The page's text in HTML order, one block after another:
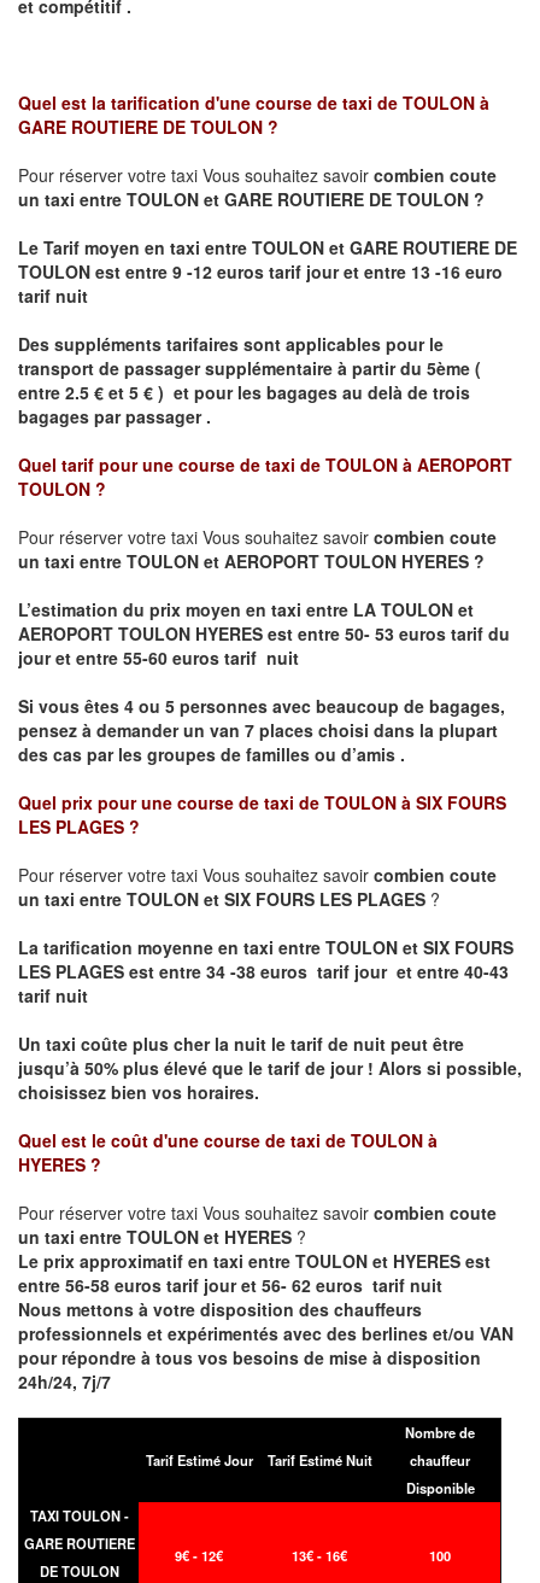
et compétitif .
Quel est la tarification d'une course de taxi de TOULON à
GARE ROUTIERE DE TOULON ?
Pour réserver votre taxi Vous souhaitez savoir combien coute
un taxi entre TOULON et GARE ROUTIERE DE TOULON ?
Le Tarif moyen en taxi entre TOULON et GARE ROUTIERE DE
TOULON est entre 9 -12 euros tarif jour et entre 13 -16 euro
tarif nuit
Des suppléments tarifaires sont applicables pour le
transport de passager supplémentaire à partir du 5ème (
entre 2.5 € et 5 € ) et pour les bagages au delà de trois
bagages par passager .
Quel tarif pour une course de taxi de TOULON à AEROPORT
TOULON ?
Pour réserver votre taxi Vous souhaitez savoir combien coute
un taxi entre TOULON et AEROPORT TOULON HYERES ?
L’estimation du prix moyen en taxi entre LA TOULON et
AEROPORT TOULON HYERES est entre 50- 53 euros tarif du
jour et entre 55-60 euros tarif nuit
Si vous êtes 4 ou 5 personnes avec beaucoup de bagages,
pensez à demander un van 7 places choisi dans la plupart
des cas par les groupes de familles ou d’amis .
Quel prix pour une course de taxi de TOULON à SIX FOURS
LES PLAGES ?
Pour réserver votre taxi Vous souhaitez savoir combien coute
un taxi entre TOULON et SIX FOURS LES PLAGES ?
La tarification moyenne en taxi entre TOULON et SIX FOURS
LES PLAGES est entre 34 -38 euros tarif jour et entre 40-43
tarif nuit
Un taxi coûte plus cher la nuit le tarif de nuit peut être
jusqu’à 50% plus élevé que le tarif de jour ! Alors si possible,
choisissez bien vos horaires.
Quel est le coût d'une course de taxi de TOULON à
HYERES ?
Pour réserver votre taxi Vous souhaitez savoir combien coute
un taxi entre TOULON et HYERES ?
Le prix approximatif en taxi entre TOULON et HYERES est
entre 56-58 euros tarif jour et 56- 62 euros tarif nuit
Nous mettons à votre disposition des chauffeurs
professionnels et expérimentés avec des berlines et/ou VAN
pour répondre à tous vos besoins de mise à disposition
24h/24, 7j/7
Tarif Estimé Jour Tarif Estimé Nuit
Nombre de
chauffeur
Disponible
TAXI TOULON -
GARE ROUTIERE
DE TOULON
9€ - 12€ 13€ - 16€ 100